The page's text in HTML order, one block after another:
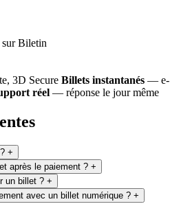
sur Biletin
3D Secure Billets instantanés — e-
réel — réponse le jour même
+
après le paiement ? +
un billet ? +
avec un billet numérique ? +